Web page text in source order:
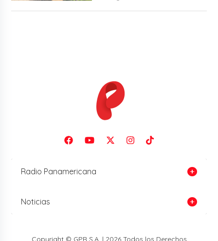
Radio Panamericana
Noticias
Copyright © GPR S.A. | 2026 Todos los Derechos